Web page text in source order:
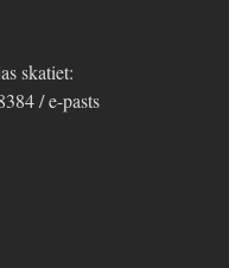
skatiet:
/ e-pasts